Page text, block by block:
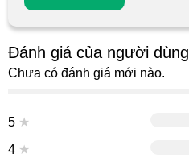
Đánh giá của người dùng
Chưa có đánh giá mới nào.
5 ★
4 ★